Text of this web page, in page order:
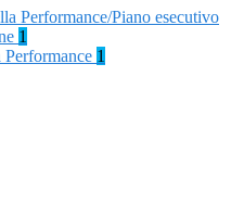
Performance/Piano esecutivo
1
1